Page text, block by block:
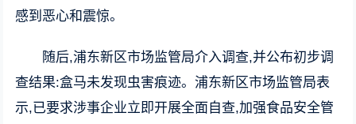
感到恶心和震惊。
随后,浦东新区市场监管局介入调查,并公布初步调
查结果:盒马未发现虫害痕迹。浦东新区市场监管局表
示,已要求涉事企业立即开展全面自查,加强食品安全管